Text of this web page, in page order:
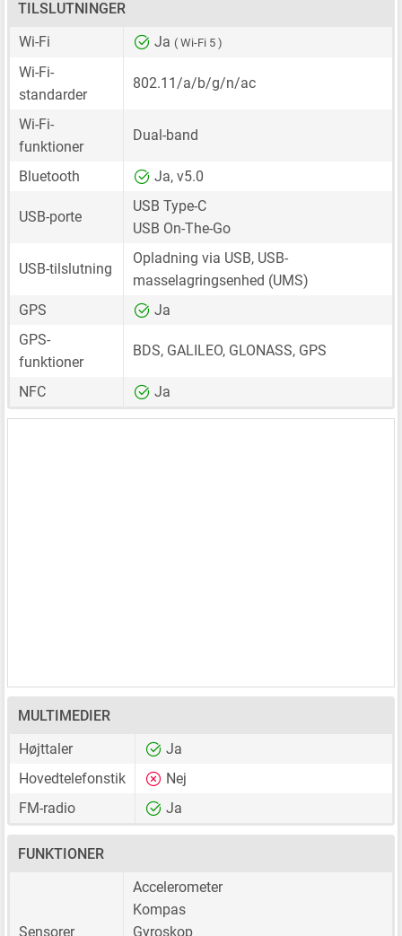
TILSLUTNINGER
Wi-Fi
Ja ( Wi-Fi 5 )
Wi-Fi-
standarder
802.11/a/b/g/n/ac
Wi-Fi-
funktioner
Dual-band
Bluetooth Ja, v5.0
USB-porte
USB Type-C
USB On-The-Go
USB-tilslutning
Opladning via USB, USB-
masselagringsenhed (UMS)
GPS
Ja
GPS-
funktioner
BDS, GALILEO, GLONASS, GPS
NFC Ja
MULTIMEDIER
Højttaler
Ja
Hovedtelefonstik
Nej
FM-radio
Ja
FUNKTIONER
Sensorer
Accelerometer
Kompas
Gyroskop